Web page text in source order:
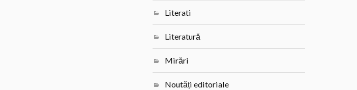
Literati
Literatură
Mirări
Noutăți editoriale